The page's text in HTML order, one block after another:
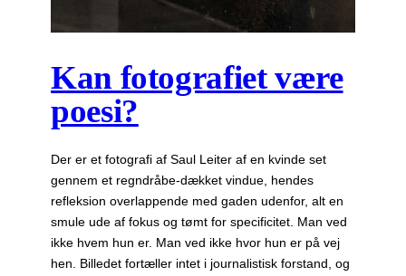
Kan fotografiet være
poesi?
Der er et fotografi af Saul Leiter af en kvinde set
gennem et regndråbe-dækket vindue, hendes
refleksion overlappende med gaden udenfor, alt en
smule ude af fokus og tømt for specificitet. Man ved
ikke hvem hun er. Man ved ikke hvor hun er på vej
hen. Billedet fortæller intet i journalistisk forstand, og